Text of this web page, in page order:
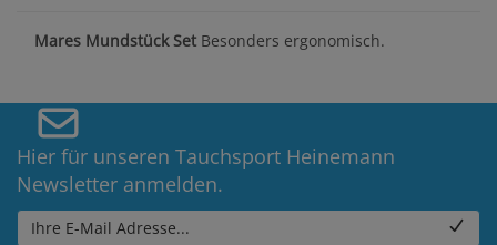
Mares Mundstück Set Besonders ergonomisch.
Hier für unseren Tauchsport Heinemann
Newsletter anmelden.
Ihre E-Mail Adresse...